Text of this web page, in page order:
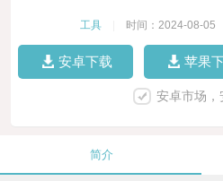
工具 时间：2024-08-05
安卓下载 苹果
安卓市场，
简介